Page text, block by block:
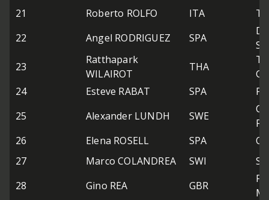
21
Roberto ROLFO ITA
22
Angel RODRIGUEZ SPA
23
Ratthapark
WILAIROT
THA
24
Esteve RABAT SPA
25
Alexander LUNDH SWE
26
Elena ROSELL SPA
27
Marco COLANDREA SWI
28
Gino REA GBR